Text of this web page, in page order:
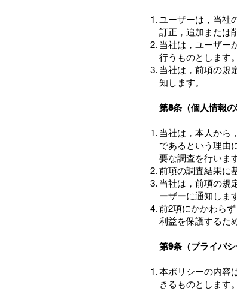
ユーザーは，当社
訂正，追加または
当社は，ユーザー
行うものとします。
当社は，前項の規
知します。
第8条（個人情報の
当社は，本人から
であるという理由
要な調査を行いま
前項の調査結果に
当社は，前項の規
ーザーに通知しま
前2項にかかわら
利益を保護するた
第9条（プライバシ
本ポリシーの内容
きるものとします。